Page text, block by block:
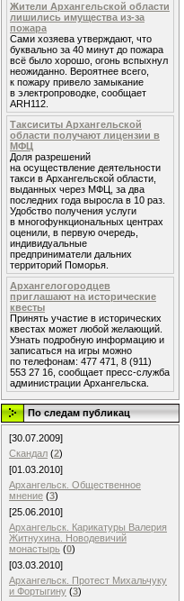
Жители Архангельской области
лишились имущества из-за
пожара
Сами хозяева утверждают, что
буквально за 40 минут до пожара
всё было хорошо, огонь вспыхнул
неожиданно. Вероятнее всего,
к пожару привело замыкание
в электропроводке, сообщает
ARH112.
Таксиситы Архангельской
области получают лицензии в
МФЦ
Доля разрешений
на осуществление деятельности
такси в Архангельской области,
выданных через МФЦ, за два
последних года выросла в 10 раз.
Удобство получения услуги
в многофункциональных центрах
оценили, в первую очередь,
индивидуальные
предприниматели дальних
территорий Поморья.
Архангелогородцев
приглашают на исторические
квесты
Принять участие в исторических
квестах может любой желающий.
Узнать подробную информацию и
записаться на игры можно
по телефонам: 477 471, 8 (911)
553 27 16, сообщает пресс-служба
администрации Архангельска.
По следам публикац
[30.07.2009]
Скандал (2)
[01.03.2010]
Архангельск. Общественное
мнение (3)
[25.06.2010]
Архангельск. Карикатуры Валерия
Житнухина. Новодевичий
монастырь (0)
[03.03.2010]
Архангельск. Протест Михальчуку
и Фортыгину (3)